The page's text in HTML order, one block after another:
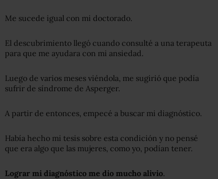
Me sucede igual con mi doctorado.
El descubrimiento llegó cuando consulté a una terapeuta
para que me ayudara con mi ansiedad.
Luego de varios meses viéndola, me sugirió que podía
sufrir de síndrome de Asperger.
A partir de entonces, empecé a buscar mi diagnóstico.
Había hecho mi tesis sobre esta condición y no pensé
que era algo que las mujeres, como yo, podían tener.
Lograr mi diagnóstico me dio mucho alivio.